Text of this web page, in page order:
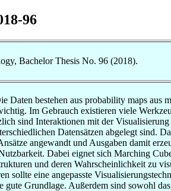
96
Bachelor Thesis No. 96 (2018).
bestehen aus probability maps aus
Im Gebrauch existieren viele
sind Interaktionen mit der
Datensätzen abgelegt sind.
angewandt und Ausgaben damit
Dabei eignet sich Marching
und deren Wahrscheinlichkeit zu
sollte eine angepasste
Grundlage. Außerdem sind sowohl